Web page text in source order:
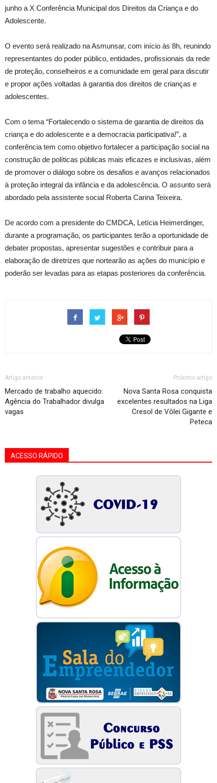
junho a X Conferência Municipal dos Direitos da Criança e do
Adolescente.
O evento será realizado na Asmunsar, com início às 8h, reunindo
representantes do poder público, entidades, profissionais da rede
de proteção, conselheiros e a comunidade em geral para discutir
e propor ações voltadas à garantia dos direitos de crianças e
adolescentes.
Com o tema “Fortalecendo o sistema de garantia de direitos da
criança e do adolescente e a democracia participativa!”, a
conferência tem como objetivo fortalecer a participação social na
construção de políticas públicas mais eficazes e inclusivas, além
de promover o diálogo sobre os desafios e avanços relacionados
à proteção integral da infância e da adolescência. O assunto será
abordado pela assistente social Roberta Carina Teixeira.
De acordo com a presidente do CMDCA, Letícia Heimerdinger,
durante a programação, os participantes terão a oportunidade de
debater propostas, apresentar sugestões e contribuir para a
elaboração de diretrizes que nortearão as ações do município e
poderão ser levadas para as etapas posteriores da conferência.
Artigo anterior
Mercado de trabalho aquecido:
Agência do Trabalhador divulga
vagas
Próximo artigo
Nova Santa Rosa conquista
excelentes resultados na Liga
Cresol de Vôlei Gigante e
Peteca
ACESSO RÁPIDO